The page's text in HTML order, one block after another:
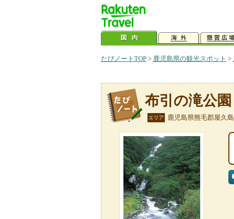
たびノートTOP > 鹿児島県の観光スポット >
布引の滝公園
エリア 鹿児島県熊毛郡屋久